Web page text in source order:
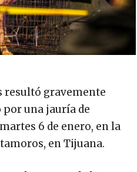
resultó gravemente
por una jauría de
6 de enero, en la
en Tijuana.